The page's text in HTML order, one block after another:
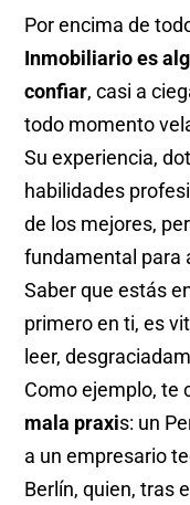
Por encima de
Inmobiliario es
confiar, casi a
todo momento
Su experiencia,
habilidades
de los mejores,
fundamental para
Saber que estás
primero en ti, es
leer,
Como ejemplo, te
mala praxis: un
a un empresario
Berlín, quien, tras